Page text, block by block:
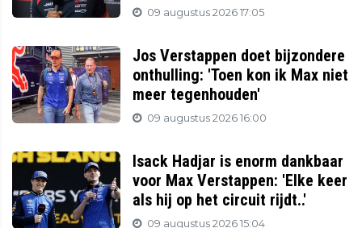
09 augustus 2026 17:05
Jos Verstappen doet bijzondere
onthulling: 'Toen kon ik Max niet
meer tegenhouden'
09 augustus 2026 16:00
Isack Hadjar is enorm dankbaar
voor Max Verstappen: 'Elke keer
als hij op het circuit rijdt..'
09 augustus 2026 15:04